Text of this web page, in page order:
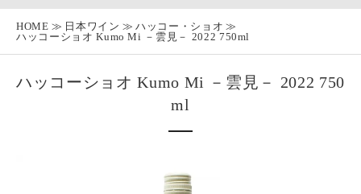
HOME 日本ワイン
ハッコー・ショオ
ハッコーショオ Kumo Mi －雲見－ 2022 750ml
ハッコーショオ Kumo Mi －雲見－ 2022 750
ml